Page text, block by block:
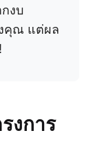
งบ
คุณ แต่ผล
งการ